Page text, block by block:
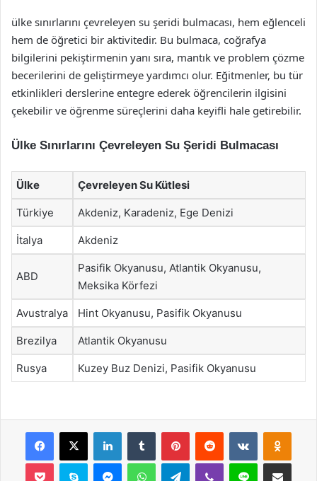
ülke sınırlarını çevreleyen su şeridi bulmacası, hem eğlenceli
hem de öğretici bir aktivitedir. Bu bulmaca, coğrafya
bilgilerini pekiştirmenin yanı sıra, mantık ve problem çözme
becerilerini de geliştirmeye yardımcı olur. Eğitmenler, bu tür
etkinlikleri derslerine entegre ederek öğrencilerin ilgisini
çekebilir ve öğrenme süreçlerini daha keyifli hale getirebilir.
Ülke Sınırlarını Çevreleyen Su Şeridi Bulmacası
Ülke Çevreleyen Su Kütlesi
Türkiye Akdeniz, Karadeniz, Ege Denizi
İtalya Akdeniz
ABD
Pasifik Okyanusu, Atlantik Okyanusu,
Meksika Körfezi
Avustralya Hint Okyanusu, Pasifik Okyanusu
Brezilya Atlantik Okyanusu
Rusya Kuzey Buz Denizi, Pasifik Okyanusu
Facebook
X LinkedInTumblr PinterestReddit VKontakte
Pocket Skype MessengerWhatsAppTelegramViber Line E-Posta ile